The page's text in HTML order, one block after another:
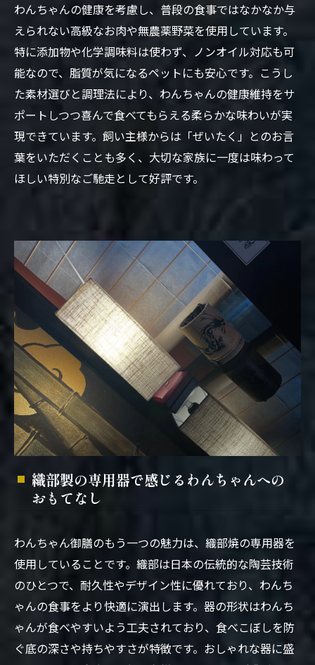
わんちゃんの健康を考慮し、普段の食事ではなかなか与
えられない高級なお肉や無農薬野菜を使用しています。
特に添加物や化学調味料は使わず、ノンオイル対応も可
能なので、脂質が気になるペットにも安心です。こうし
た素材選びと調理法により、わんちゃんの健康維持をサ
ポートしつつ喜んで食べてもらえる柔らかな味わいが実
現できています。飼い主様からは「ぜいたく」とのお言
葉をいただくことも多く、大切な家族に一度は味わって
ほしい特別なご馳走として好評です。
織部製の専用器で感じるわんちゃんへの
おもてなし
わんちゃん御膳のもう一つの魅力は、織部焼の専用器を
使用していることです。織部は日本の伝統的な陶芸技術
のひとつで、耐久性やデザイン性に優れており、わんち
ゃんの食事をより快適に演出します。器の形状はわんち
ゃんが食べやすいよう工夫されており、食べこぼしを防
ぐ底の深さや持ちやすさが特徴です。おしゃれな器に盛